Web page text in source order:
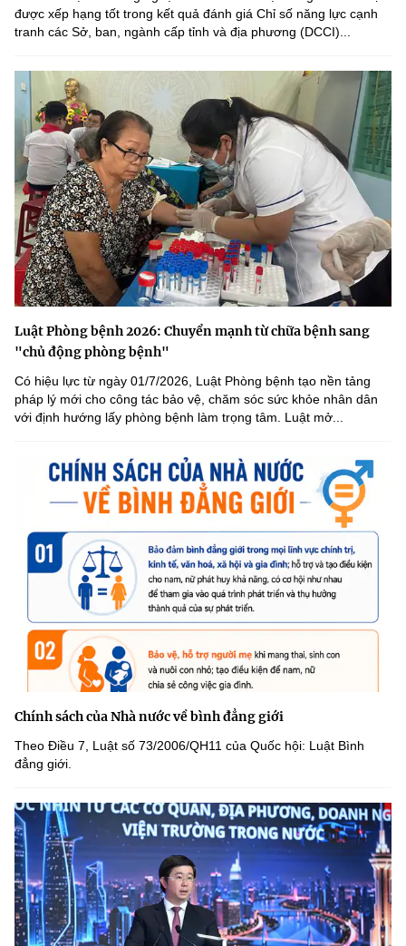
được xếp hạng tốt trong kết quả đánh giá Chỉ số năng lực cạnh
tranh các Sở, ban, ngành cấp tỉnh và địa phương (DCCI)...
Luật Phòng bệnh 2026: Chuyển mạnh từ chữa bệnh sang
"chủ động phòng bệnh"
Có hiệu lực từ ngày 01/7/2026, Luật Phòng bệnh tạo nền tảng
pháp lý mới cho công tác bảo vệ, chăm sóc sức khỏe nhân dân
với định hướng lấy phòng bệnh làm trọng tâm. Luật mở...
Chính sách của Nhà nước về bình đẳng giới
Theo Điều 7, Luật số 73/2006/QH11 của Quốc hội: Luật Bình
đẳng giới.